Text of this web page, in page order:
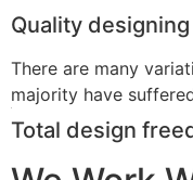
02
There are many
majority have
03